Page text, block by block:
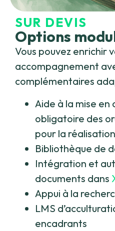
SUR DEVIS
Options
Vous pouvez enrichir
accompagnement
complémentaires
Aide à la mise en
obligatoire des
pour la
Bibliothèque de
Intégration et
documents dans
Appui à la
LMS
encadrants